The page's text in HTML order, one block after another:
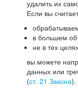
удалить их
Если вы
в большем
не в тех
вы можете
данных или
(ст. 21 Закона).